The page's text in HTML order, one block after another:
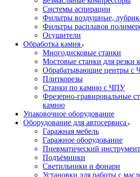
Системы аспирации
Фильтры воздушные,
Фильтры расплавов
Осушители
Обработка камня
Многодисковые станки
Мостовые станки для резки
Обрабатывающие центры с
Плиткорезы
Станки по камню с ЧПУ
Фрезерно-гравировальные
камню
Упаковочное оборудование
Оборудование для автосервиса
Гаражная мебель
Гаражное оборудование
Пневматический инструмент
Подъёмники
Светильники и фонари
Установки для работы с